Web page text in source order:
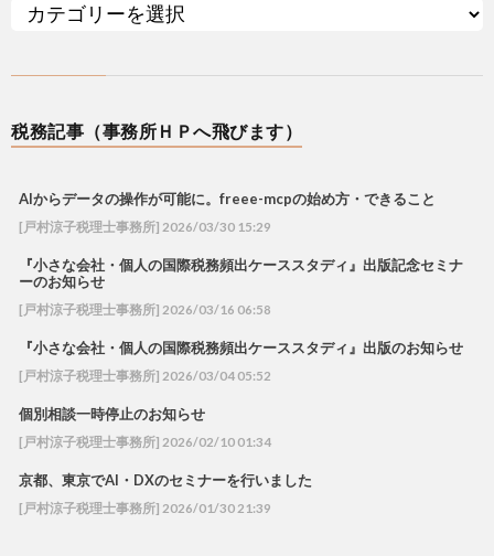
税務記事（事務所ＨＰへ飛びます）
AIからデータの操作が可能に。freee-mcpの始め方・できること
[戸村涼子税理士事務所] 2026/03/30 15:29
『小さな会社・個人の国際税務頻出ケーススタディ』出版記念セミナ
ーのお知らせ
[戸村涼子税理士事務所] 2026/03/16 06:58
『小さな会社・個人の国際税務頻出ケーススタディ』出版のお知らせ
[戸村涼子税理士事務所] 2026/03/04 05:52
個別相談一時停止のお知らせ
[戸村涼子税理士事務所] 2026/02/10 01:34
京都、東京でAI・DXのセミナーを行いました
[戸村涼子税理士事務所] 2026/01/30 21:39